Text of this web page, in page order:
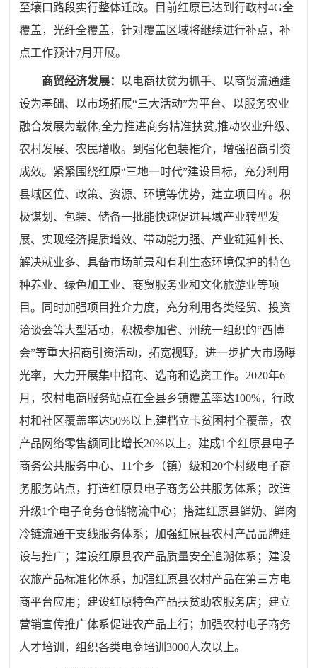
至壤口路段实行整体迁改。目前红原已达到行政村4G全
覆盖，光纤全覆盖，针对覆盖区域将继续进行补点，补
点工作预计7月开展。
商贸经济发展： 以电商扶贫为抓手、以商贸流通建
设为基础、以市场拓展“三大活动”为平台、以服务农业
融合发展为载体,全力推进商务精准扶贫,推动农业升级、
农村发展、农民增收。到强化包装推介，增强招商引资
成效。 紧紧围绕红原“三地一时代”建设目标，充分利用
县域区位、政策、资源、环境等优势， 建立项目库。积
极谋划、包装、储备一批能快速促进县域产业转型发
展、 实现经济提质增效、带动能力强、产业链延伸长、
解决就业多、具备市场前景和有利 生态环境保护的特色
种养业、绿色加工业、 商贸服务业和文化旅游业等项
目。同时加强项目推介力度， 充分利用各类经贸、投资
洽谈会等大型活动，积极参加省、州统一组织的“西博
会”等重大招商引资活动，拓宽视野，进一步扩大市场曝
光率， 大力开展集中招商、 选商和选资工作。 2020年6
月，农村电商服务站点在全县乡镇覆盖率达100%，行政
村和社区覆盖率达50%以上,建档立卡贫困村全覆盖，农
产品网络零售额同比增长20%以上。建成1个红原县电子
商务公共服务中心、11个乡（镇）级和20个村级电子商
务服务站点，打造红原县电子商务公共服务体系；改造
升级1个电子商务仓储物流中心；搭建红原县鲜奶、鲜肉
冷链流通干支线服务体系；加强红原县农村产品品牌建
设与推广；建设红原县农产品质量安全追溯体系；建设
农旅产品标准化体系，加强红原县农村产品在第三方电
商平台应用；建设红原特色产品扶贫助农服务店；建立
营销宣传推广体系促进农产品上行；加强农村电子商务
人才培训，组织各类电商培训3000人次以上。